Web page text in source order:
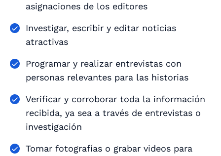
asignaciones de los editores
Investigar, escribir y editar noticias
atractivas
Programar y realizar entrevistas con
personas relevantes para las historias
Verificar y corroborar toda la información
recibida, ya sea a través de entrevistas o
investigación
Tomar fotografías o grabar videos para